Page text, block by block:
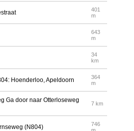
401
m
643
m
34
km
Hoenderloo, Apeldoorn
364
m
Ga door naar Otterloseweg
7 km
(N804)
746
m